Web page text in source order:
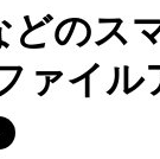
どのス
ァイル